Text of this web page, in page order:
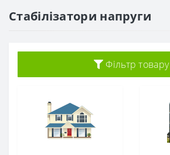
Стабілізатори напруги
Фільтр товару